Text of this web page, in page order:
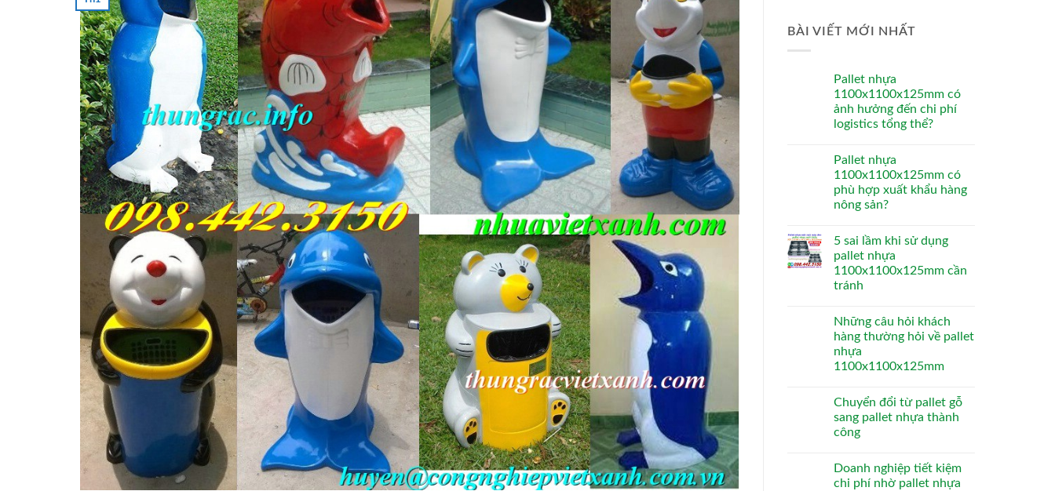
BÀI VIẾT MỚI NHẤT
Pallet nhựa
1100x1100x125mm có
ảnh hưởng đến chi phí
logistics tổng thể?
Pallet nhựa
1100x1100x125mm có
phù hợp xuất khẩu hàng
nông sản?
5 sai lầm khi sử dụng
pallet nhựa
1100x1100x125mm cần
tránh
Những câu hỏi khách
hàng thường hỏi về pallet
nhựa
1100x1100x125mm
Chuyển đổi từ pallet gỗ
sang pallet nhựa thành
công
Doanh nghiệp tiết kiệm
chi phí nhờ pallet nhựa